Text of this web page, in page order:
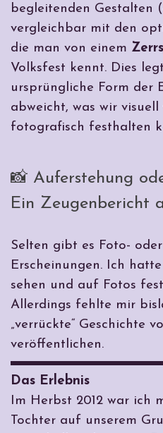
begleitenden Gestalten
vergleichbar mit den
die man von einem
Volksfest kennt. Dies
ursprüngliche Form der
abweicht, was wir
fotografisch festhalten
📸 Auferstehung
Ein Zeugenbericht
Selten gibt es Foto-
Erscheinungen. Ich
sehen und auf Fotos
Allerdings fehlte mir
„verrückte“ Geschichte
veröffentlichen.
Das Erlebnis
Im Herbst 2012 war ich
Tochter auf unserem